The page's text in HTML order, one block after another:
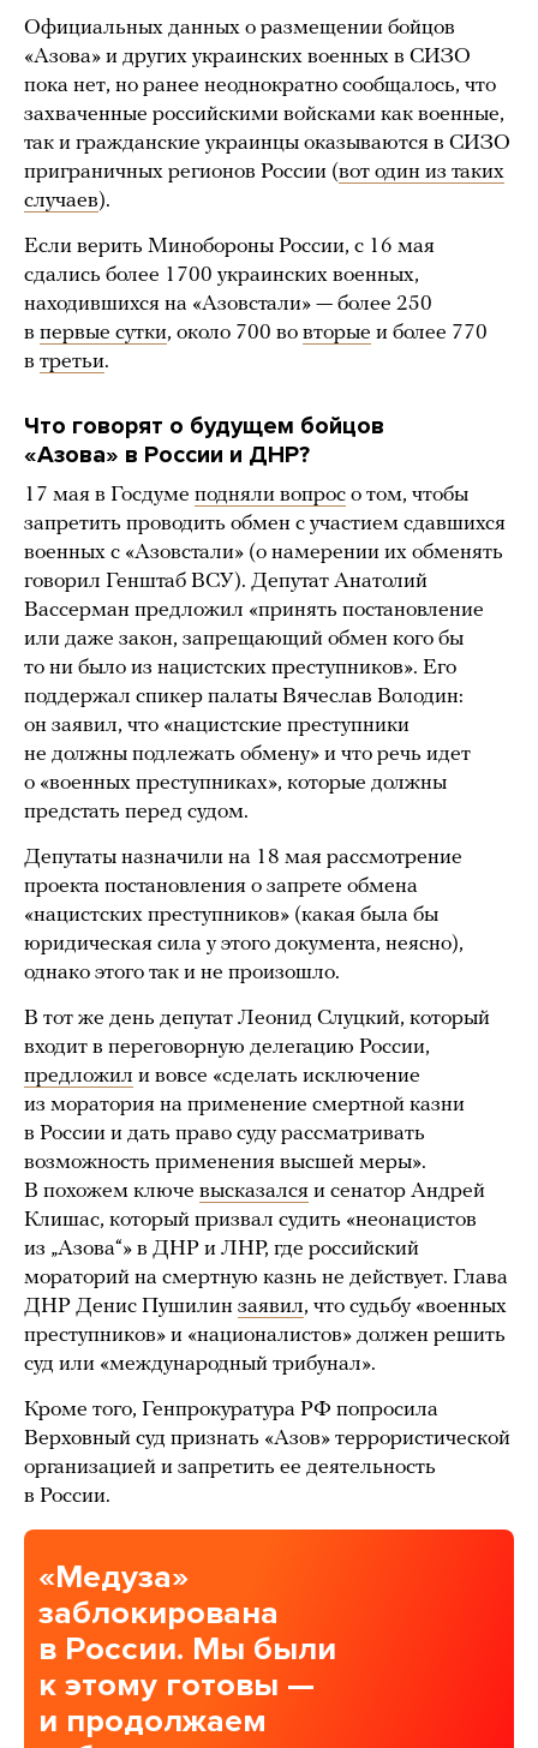
Официальных данных о размещении бойцов
«Азова» и других украинских военных в СИЗО
пока нет, но ранее неоднократно сообщалось, что
захваченные российскими войсками как военные,
так и гражданские украинцы оказываются в СИЗО
приграничных регионов России (вот один из таких
случаев).
Если верить Минобороны России, с 16 мая
сдались более 1700 украинских военных,
находившихся на «Азовстали» — более 250
в первые сутки, около 700 во вторые и более 770
в третьи.
Что говорят о будущем бойцов
«Азова» в России и ДНР?
17 мая в Госдуме подняли вопрос о том, чтобы
запретить проводить обмен с участием сдавшихся
военных с «Азовстали» (о намерении их обменять
говорил Генштаб ВСУ). Депутат Анатолий
Вассерман предложил «принять постановление
или даже закон, запрещающий обмен кого бы
то ни было из нацистских преступников». Его
поддержал спикер палаты Вячеслав Володин:
он заявил, что «нацистские преступники
не должны подлежать обмену» и что речь идет
о «военных преступниках», которые должны
предстать перед судом.
Депутаты назначили на 18 мая рассмотрение
проекта постановления о запрете обмена
«нацистских преступников» (какая была бы
юридическая сила у этого документа, неясно),
однако этого так и не произошло.
В тот же день депутат Леонид Слуцкий, который
входит в переговорную делегацию России,
предложил и вовсе «сделать исключение
из моратория на применение смертной казни
в России и дать право суду рассматривать
возможность применения высшей меры».
В похожем ключе высказался и сенатор Андрей
Клишас, который призвал судить «неонацистов
из „Азова“» в ДНР и ЛНР, где российский
мораторий на смертную казнь не действует. Глава
ДНР Денис Пушилин заявил, что судьбу «военных
преступников» и «националистов» должен решить
суд или «международный трибунал».
Кроме того, Генпрокуратура РФ попросила
Верховный суд признать «Азов» террористической
организацией и запретить ее деятельность
в России.
«Медуза»
заблокирована
в России. Мы были
к этому готовы —
и продолжаем